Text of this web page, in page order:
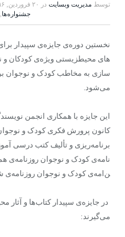
توسط مدیریت وبسایت در
۲۰ فروردین, ۱۳۹۶
جشنواره‌ها
نخستین دوره‌ی جایزه‌ی سپیدار
های محیط­زیستی ویژه‌ی کودکان و
سازی به مخاطب کودک و نوجوان
می‌شود.
این جایزه با همکاری انجمن
کانون پرورش فکری کودک و
برنامه‌ریزی و تألیف کتب درسی
ن‌امه‌ی کودک و نوجوان روزنامه‌ی
در جایزه‌ی سپیدار کتاب‌ها و
می‌گیرند: